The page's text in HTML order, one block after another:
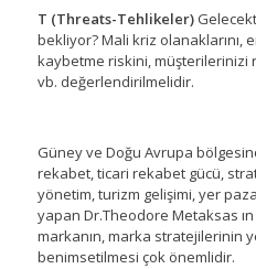
T (Threats-Tehlikeler)
bekliyor? Mali kriz olanaklarını,
kaybetme riskini, müşterilerinizi
vb. değerlendirilmelidir.
Güney ve Doğu Avrupa
rekabet, ticari rekabet gücü,
yönetim, turizm gelişimi, yer
yapan Dr.Theodore Metaksas
markanın, marka stratejilerinin
benimsetilmesi çok önemlidir.